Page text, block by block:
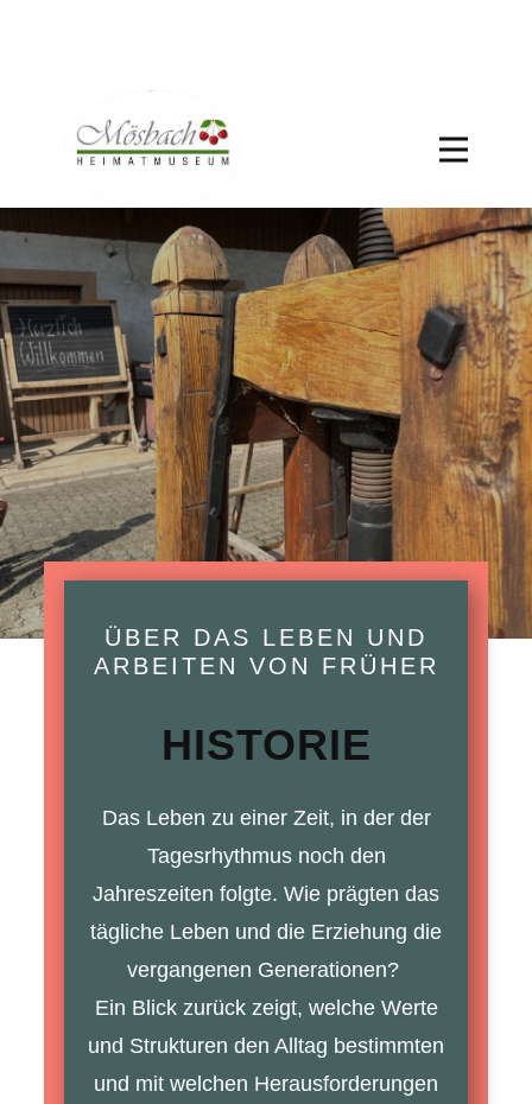
ÜBER DAS LEBEN UND
ARBEITEN VON FRÜHER
HISTORIE
Das Leben zu einer Zeit, in der der
Tagesrhythmus noch den
Jahreszeiten folgte. Wie prägten das
tägliche Leben und die Erziehung die
vergangenen Generationen?
Ein Blick zurück zeigt, welche Werte
und Strukturen den Alltag bestimmten
und mit welchen Herausforderungen